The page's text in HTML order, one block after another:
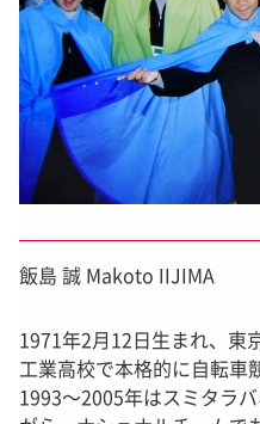
飯島 誠 Makoto IIJIMA
1971年2月12日生まれ、東
工業高校で本格的に自転車
1993～2005年はスミタラ